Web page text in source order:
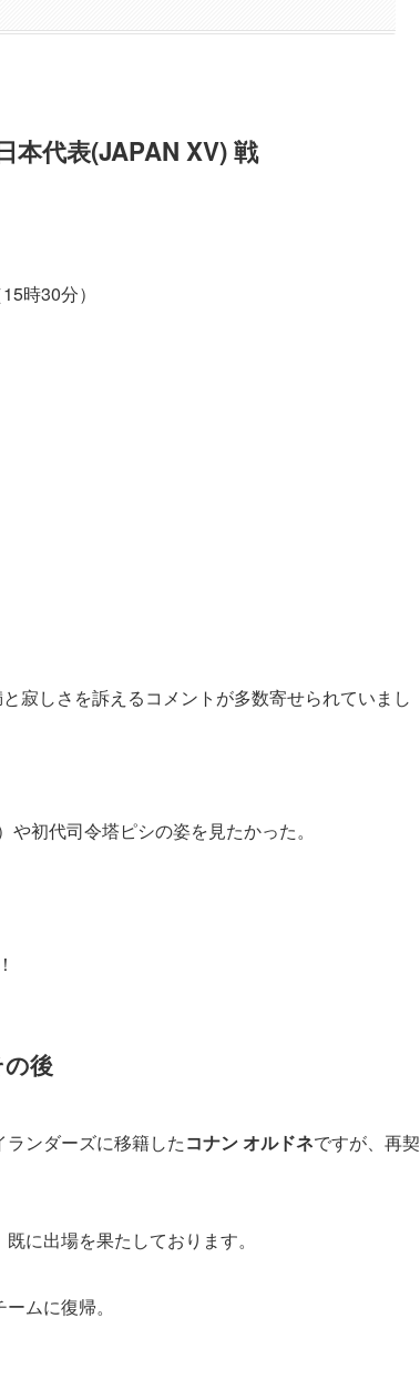
本代表(JAPAN XV) 戦
時30分）
寂しさを訴えるコメントが多数寄せられていまし
初代司令塔ピシの姿を見たかった。
後
ンダーズに移籍したコナン オルドネですが、再契
に出場を果たしております。
ムに復帰。